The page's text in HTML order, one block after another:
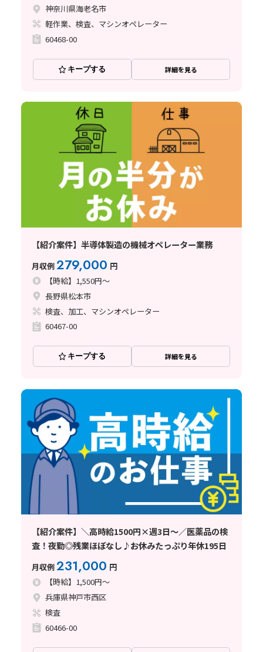
神奈川県海老名市
軽作業、検査、マシンオペレーター
60468-00
キープする 詳細を見る
【紹介案件】半導体製造の機械オペレーター業務
月収例279,000 円
【時給】1,550円～
長野県松本市
検査、加工、マシンオペレーター
60467-00
キープする 詳細を見る
【紹介案件】＼高時給1500円×週3日～／医薬品の検
査！夜勤◎残業ほぼなし♪お休みたっぷり年休195日
月収例231,000 円
【時給】1,500円～
兵庫県神戸市西区
検査
60466-00